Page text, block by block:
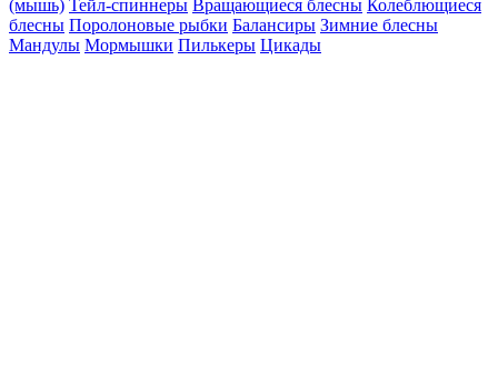
(мышь) Тейл-спиннеры Вращающиеся блесны Колеблющиеся
блесны Поролоновые рыбки Балансиры Зимние блесны
Мандулы Мормышки Пилькеры Цикады